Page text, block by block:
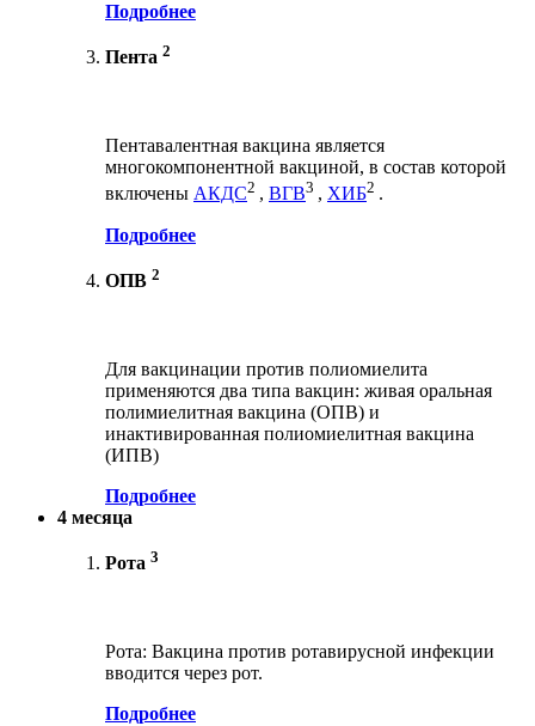
Подробнее
Пента 2
Пентавалентная вакцина является
многокомпонентной вакциной, в состав которой
включены АКДС2 , ВГВ3 , ХИБ2 .
Подробнее
ОПВ 2
Для вакцинации против полиомиелита
применяются два типа вакцин: живая оральная
полимиелитная вакцина (ОПВ) и
инактивированная полиомиелитная вакцина
(ИПВ)
Подробнее
4 месяца
Рота 3
Рота: Вакцина против ротавирусной инфекции
вводится через рот.
Подробнее